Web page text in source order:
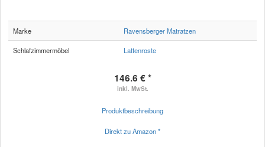
Marke Ravensberger Matratzen
Schlafzimmermöbel Lattenroste
146.6 € *
inkl. MwSt.
Produktbeschreibung
Direkt zu Amazon *